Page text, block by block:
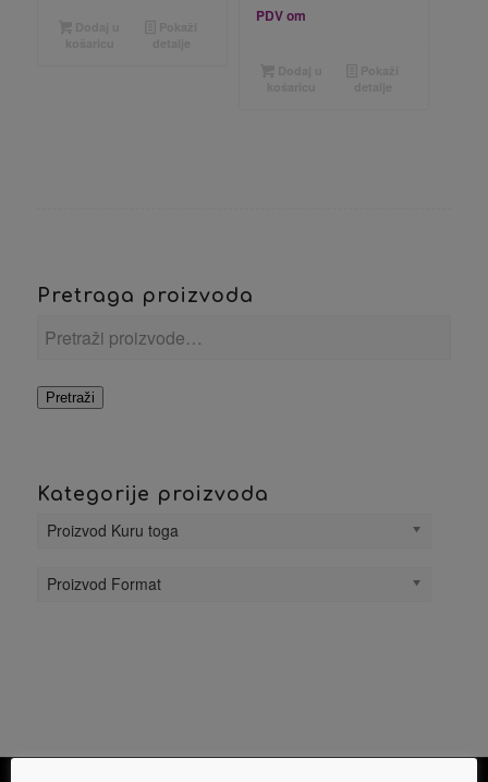
PDV om
Pretraga proizvoda
Pretraži
Kategorije proizvoda
Proizvod Kuru toga
Proizvod Format